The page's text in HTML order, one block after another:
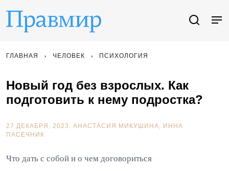
ГЛАВНАЯ ЧЕЛОВЕК ПСИХОЛОГИЯ
Новый год без взрослых. Как
подготовить к нему подростка?
27 ДЕКАБРЯ, 2023. АНАСТАСИЯ МИКУШИНА
ИННА
ПАСЕЧНИК
Что дать с собой и о чем договориться